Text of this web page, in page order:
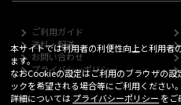
ご利用ガイド
送料・配送
お問い合わせ
プライバシーポリシー
本サイトでは利用者の利便性向上と利用者
ます。
なおCookieの設定はご利用のブラウザの
ックを希望される場合等にご利用ください。
詳細についてはプライバシーポリシーをご